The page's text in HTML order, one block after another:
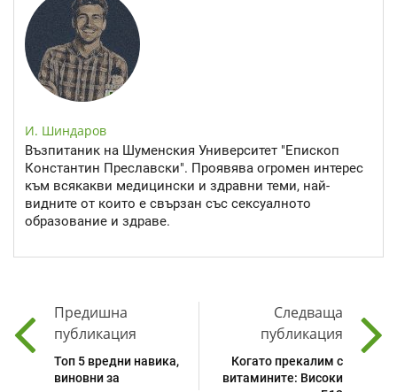
И. Шиндаров
Възпитаник на Шуменския Университет "Епископ
Константин Преславски". Проявява огромен интерес
към всякакви медицински и здравни теми, най-
видните от които е свързан със сексуалното
образование и здраве.
Предишна
публикация
Топ 5 вредни навика,
виновни за
Следваща
публикация
Когато прекалим с
витамините: Високи